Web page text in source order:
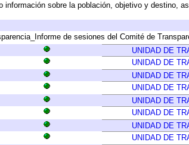
información sobre la población, objetivo y destino,
de sesiones del Comité de
UNIDAD DE
UNIDAD DE
UNIDAD DE
UNIDAD DE
UNIDAD DE
UNIDAD DE
UNIDAD DE
UNIDAD DE